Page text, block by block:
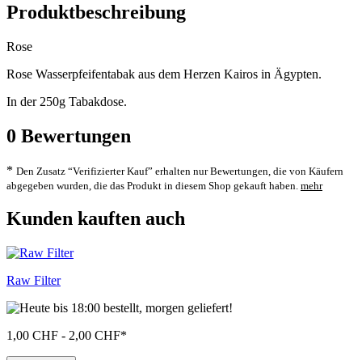
Produktbeschreibung
Rose
Rose Wasserpfeifentabak aus dem Herzen Kairos in Ägypten.
In der 250g Tabakdose.
0 Bewertungen
* Den Zusatz “Verifizierter Kauf” erhalten nur Bewertungen, die von Käufern
abgegeben wurden, die das Produkt in diesem Shop gekauft haben. mehr
Kunden kauften auch
Raw Filter
1,00 CHF - 2,00 CHF*